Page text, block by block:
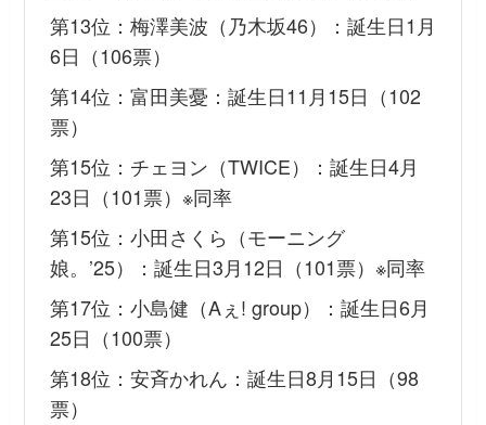
第13位：梅澤美波（乃木坂46）：誕生日1月
6日（106票）
第14位：富田美憂：誕生日11月15日（102
票）
第15位：チェヨン（TWICE）：誕生日4月
23日（101票）※同率
第15位：小田さくら（モーニング
娘。’25）：誕生日3月12日（101票）※同率
第17位：小島健（Aぇ! group）：誕生日6月
25日（100票）
第18位：安斉かれん：誕生日8月15日（98
票）